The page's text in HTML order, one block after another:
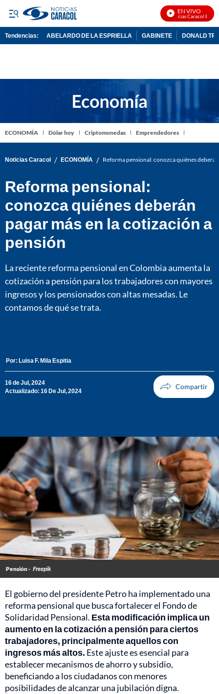
EN VIVO
Noticias Caracol En Vivo
Tendencias: ABELARDO DE LA ESPRIELLA GABINETE DONALD
ECONOMÍA Dólar hoy Criptomonedas Emprendedores
Noticias Caracol / ECONOMÍA / Reforma pensional: conozca quiénes
Reforma pensional:
conozca quiénes deberán
pagar más en la cotización a
pensión
La reciente reforma pensional en Colombia aumenta la
cotización a pensión para los trabajadores con mayores
ingresos y los pensionados con altas mesadas. Le
contamos de qué se trata.
Por: Luisa F. Mila Espitia
16 de Jul, 2024
Actualizado: 16 De Jul, 2024
Pensión - Freepik
El gobierno del presidente Petro ha implementado una
reforma pensional que busca fortalecer el Fondo de
Solidaridad Pensional. Esta modificación implica un
aumento en la cotización a pensión para ciertos
trabajadores, principalmente aquellos con
ingresos más altos. Este ajuste es esencial para
establecer mecanismos de ahorro y subsidio,
beneficiando a los ciudadanos con menores
posibilidades de alcanzar una jubilación digna.